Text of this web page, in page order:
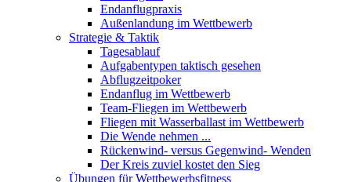
Endanflugpraxis
Außenlandung im Wettbewerb
Strategie & Taktik
Tagesablauf
Aufgabentypen taktisch gesehen
Abflugzeitpoker
Endanflug im Wettbewerb
Team-Fliegen im Wettbewerb
Fliegen mit Wasserballast im Wettbewerb
Die Wende nehmen ...
Rückenwind- versus Gegenwind- Wenden
Der Kreis zuviel kostet den Sieg
Übungen für Wettbewerbsfitness